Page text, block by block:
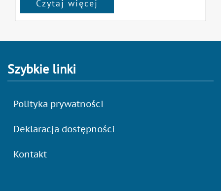
Czytaj więcej
Szybkie linki
Polityka prywatności
Deklaracja dostępności
Kontakt